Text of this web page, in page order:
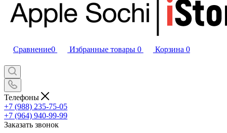
Сравнение0 Избранные товары 0 Корзина 0
Телефоны
+7 (988) 235-75-05
+7 (964) 940-99-99
Заказать звонок